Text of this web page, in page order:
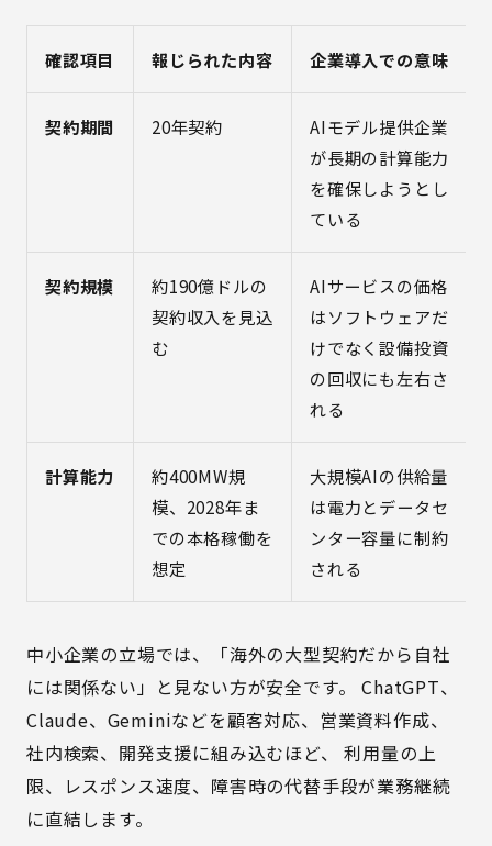
確認項目 報じられた内容 企業導入での意味
契約期間 20年契約
AIモデル提供企業
が長期の計算能力
を確保しようとし
ている
契約規模
約190億ドルの
契約収入を見込
む
AIサービスの価格
はソフトウェアだ
けでなく設備投資
の回収にも左右さ
れる
計算能力
約400MW規
模、2028年ま
での本格稼働を
想定
大規模AIの供給量
は電力とデータセ
ンター容量に制約
される
中小企業の立場では、「海外の大型契約だから自社
には関係ない」と見ない方が安全です。 ChatGPT、
Claude、Geminiなどを顧客対応、営業資料作成、
社内検索、開発支援に組み込むほど、 利用量の上
限、レスポンス速度、障害時の代替手段が業務継続
に直結します。